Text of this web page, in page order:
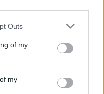
one or more Google
You may click to
its third-party tags to
in below Google
Outs
of my
my
- háztartási
2001-ben
ez a csodálatos,
a 2003-ban